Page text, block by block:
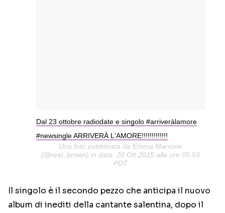
Dal 23 ottobre radiodate e singolo #arriveràlamore
#newsingle ARRIVERÀ L'AMORE!!!!!!!!!!!!!
Una foto pubblicata da Emma Marrone
(@real_brown) in data: 20 Ott 2015 alle ore 05:59
PDT
Il singolo è il secondo pezzo che anticipa il nuovo
album di inediti della cantante salentina, dopo il